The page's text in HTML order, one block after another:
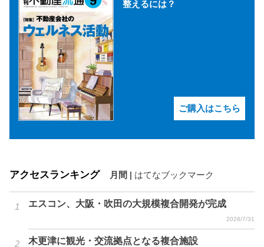
整えるには？
ご購入はこちら
アクセスランキング 月間 はてなブックマーク
エスコン、大阪・吹田の大規模複合開発が完成
2026/7/31
木更津に観光・交流拠点となる複合施設